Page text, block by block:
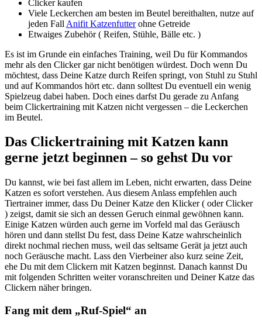
Clicker kaufen
Viele Leckerchen am besten im Beutel bereithalten, nutze auf
jeden Fall Anifit Katzenfutterohne Getreide
Etwaiges Zubehör ( Reifen, Stühle, Bälle etc. )
Es ist im Grunde ein einfaches Training, weil Du für Kommandos
mehr als den Clicker gar nicht benötigen würdest. Doch wenn Du
möchtest, dass Deine Katze durch Reifen springt, von Stuhl zu Stuhl
und auf Kommandos hört etc. dann solltest Du eventuell ein wenig
Spielzeug dabei haben. Doch eines darfst Du gerade zu Anfang
beim Clickertraining mit Katzen nicht vergessen – die Leckerchen
im Beutel.
Das Clickertraining mit Katzen kann
gerne jetzt beginnen – so gehst Du vor
Du kannst, wie bei fast allem im Leben, nicht erwarten, dass Deine
Katzen es sofort verstehen. Aus diesem Anlass empfehlen auch
Tiertrainer immer, dass Du Deiner Katze den Klicker ( oder Clicker
) zeigst, damit sie sich an dessen Geruch einmal gewöhnen kann.
Einige Katzen würden auch gerne im Vorfeld mal das Geräusch
hören und dann stellst Du fest, dass Deine Katze wahrscheinlich
direkt nochmal riechen muss, weil das seltsame Gerät ja jetzt auch
noch Geräusche macht. Lass den Vierbeiner also kurz seine Zeit,
ehe Du mit dem Clickern mit Katzen beginnst. Danach kannst Du
mit folgenden Schritten weiter voranschreiten und Deiner Katze das
Clickern näher bringen.
Fang mit dem „Ruf-Spiel“ an